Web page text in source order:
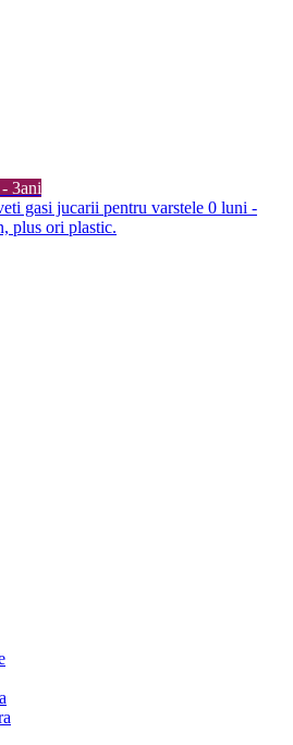
3ani
gasi jucarii pentru varstele 0 luni -
plus ori plastic.